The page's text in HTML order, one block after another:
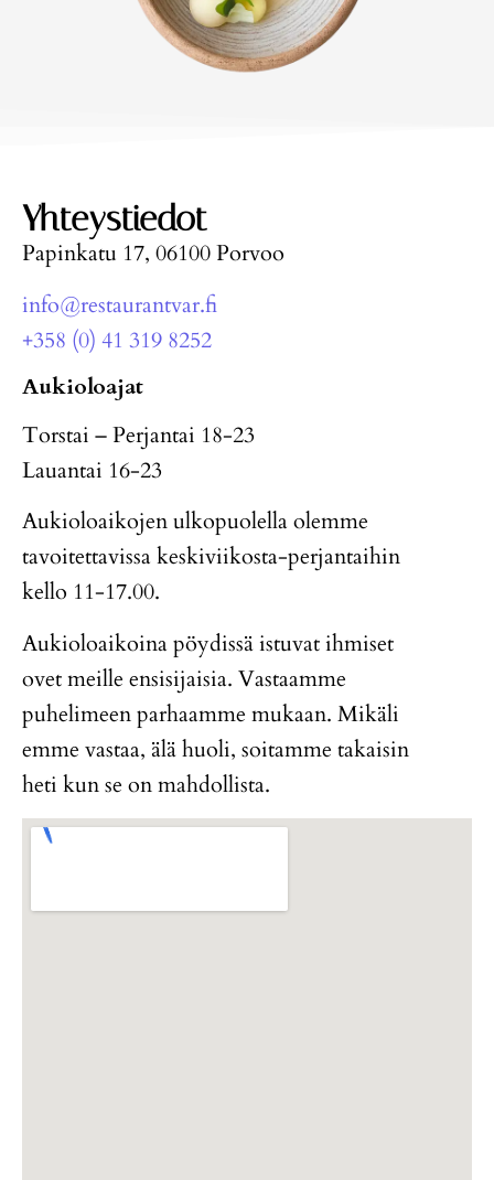
Yhteystiedot
Papinkatu 17, 06100 Porvoo
info@restaurantvar.fi
+358 (0) 41 319 8252
Aukioloajat
Torstai – Perjantai 18-23
Lauantai 16-23
Aukioloaikojen ulkopuolella olemme
tavoitettavissa keskiviikosta-perjantaihin
kello 11-17.00.
Aukioloaikoina pöydissä istuvat ihmiset
ovet meille ensisijaisia. Vastaamme
puhelimeen parhaamme mukaan. Mikäli
emme vastaa, älä huoli, soitamme takaisin
heti kun se on mahdollista.